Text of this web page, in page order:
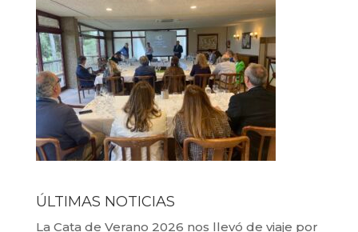
ÚLTIMAS NOTICIAS
La Cata de Verano 2026 nos llevó de viaje por